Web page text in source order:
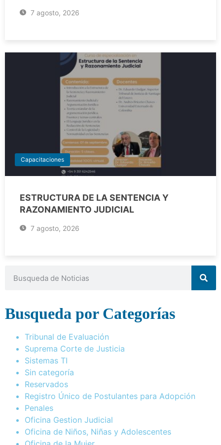
7 agosto, 2026
Capacitaciones
ESTRUCTURA DE LA SENTENCIA Y
RAZONAMIENTO JUDICIAL
7 agosto, 2026
Busqueda por Categorías
Tribunal de Evaluación
Suprema Corte de Justicia
Sistemas TI
Sin categoría
Reservados
Registro Único de Postulantes para Adopción
Penales
Oficina Gestion Judicial
Oficina de Niños, Niñas y Adolescentes